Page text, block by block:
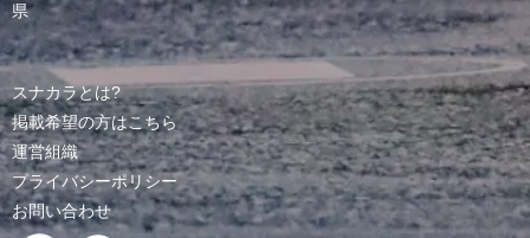
県
スナカラとは?
掲載希望の方はこちら
運営組織
プライバシーポリシー
お問い合わせ